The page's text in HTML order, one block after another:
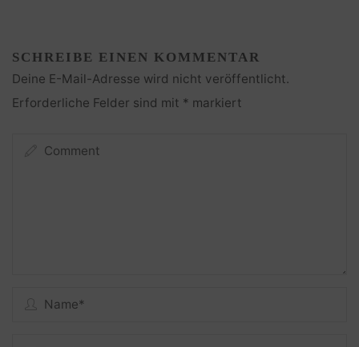
SCHREIBE EINEN KOMMENTAR
Deine E-Mail-Adresse wird nicht veröffentlicht.
Erforderliche Felder sind mit * markiert